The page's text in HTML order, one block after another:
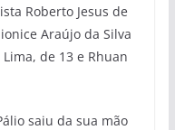
Roberto Jesus de
Araújo da Silva
de 13 e Rhuan
saiu da sua mão